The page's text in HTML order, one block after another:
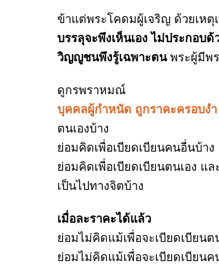
ข้าแต่พระโคดมผู้เจริญ ด้วยเหตุ
บรรลุจะพึงเห็นเอง ไม่ประกอบ
วิญญูชนพึงรู้เฉพาะตนพระผู้มีพ
ดูกรพราหมณ์
บุคคลผู้กำหนัด ถูกราคะครอบงำ
ตนเองบ้าง
ย่อมคิดเพื่อเบียดเบียนคนอื่นบ้าง
ย่อมคิดเพื่อเบียดเบียนตนเอง แ
เป็นไปทางจิตบ้าง
เมื่อละราคะได้แล้ว
ย่อมไม่คิดแม้เพื่อจะเบียดเบียนต
ย่อมไม่คิดแม้เพื่อจะเบียดเบียน